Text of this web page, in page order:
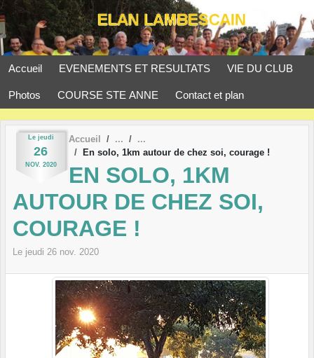
Accueil EVENEMENTS ET RESULTATS VIE DU CLUB
Photos COURSE STE ANNE Contact et plan
Le jeudi
26
NOV. 2020
Accueil
En solo, 1km autour de chez soi, courage !
EN SOLO, 1KM
AUTOUR DE CHEZ SOI,
COURAGE !
Le jeudi 26 nov. 2020
Panneau de gestion des cookies